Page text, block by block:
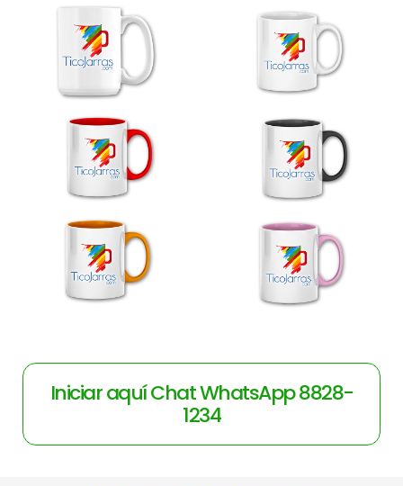
Iniciar aquí Chat WhatsApp 8828-
1234